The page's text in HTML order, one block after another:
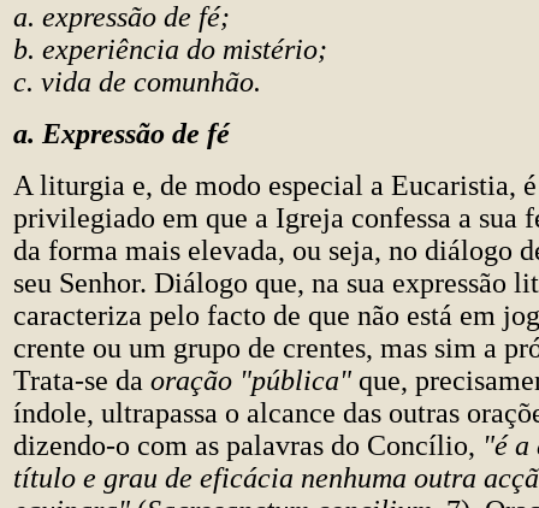
a. expressão de fé;
b. experiência do mistério;
c. vida de comunhão.
a. Expressão de fé
A liturgia e, de modo especial a Eucaristia,
privilegiado em que a Igreja confessa a sua
da forma mais elevada, ou seja, no diálogo
seu Senhor. Diálogo que, na sua expressão
caracteriza pelo facto de que não está em
crente ou um grupo de crentes, mas sim a
Trata-se da oração "pública" que,
índole, ultrapassa o alcance das outras
dizendo-o com as palavras do Concílio, "é a
título e grau de eficácia nenhuma outra